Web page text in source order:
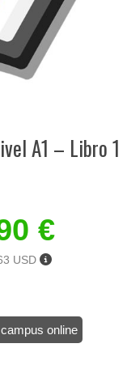
A1 – Libro 1
€
USD
online